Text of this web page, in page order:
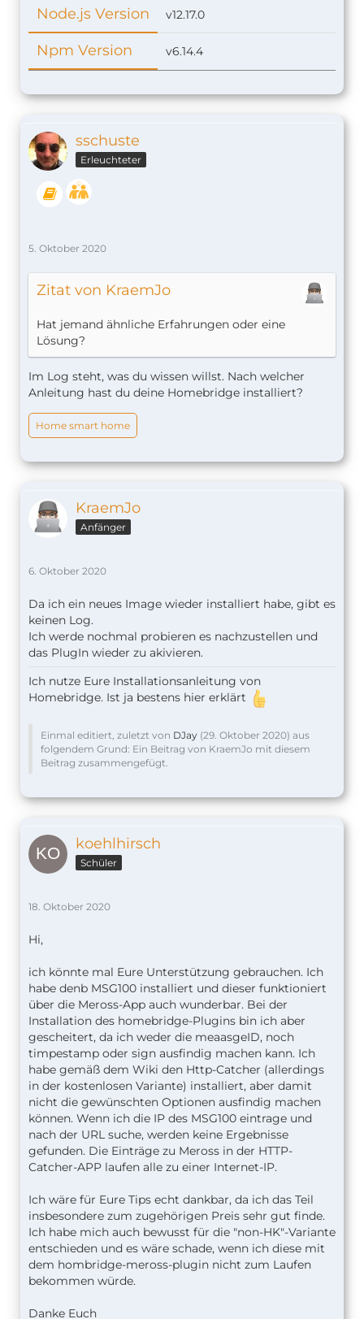
Node.js Version v12.17.0
Npm Version v6.14.4
sschuste
Erleuchteter
5. Oktober 2020
Zitat von KraemJo
Hat jemand ähnliche Erfahrungen oder eine
Lösung?
Im Log steht, was du wissen willst. Nach welcher
Anleitung hast du deine Homebridge installiert?
Home smart home
KraemJo
Anfänger
6. Oktober 2020
Da ich ein neues Image wieder installiert habe, gibt es
keinen Log.
Ich werde nochmal probieren es nachzustellen und
das PlugIn wieder zu akivieren.
Ich nutze Eure Installationsanleitung von
Homebridge. Ist ja bestens hier erklärt
Einmal editiert, zuletzt von DJay (29. Oktober 2020) aus
folgendem Grund: Ein Beitrag von KraemJo mit diesem
Beitrag zusammengefügt.
koehlhirsch
Schüler
18. Oktober 2020
Hi,
ich könnte mal Eure Unterstützung gebrauchen. Ich
habe denb MSG100 installiert und dieser funktioniert
über die Meross-App auch wunderbar. Bei der
Installation des homebridge-Plugins bin ich aber
gescheitert, da ich weder die meaasgeID, noch
timpestamp oder sign ausfindig machen kann. Ich
habe gemäß dem Wiki den Http-Catcher (allerdings
in der kostenlosen Variante) installiert, aber damit
nicht die gewünschten Optionen ausfindig machen
können. Wenn ich die IP des MSG100 eintrage und
nach der URL suche, werden keine Ergebnisse
gefunden. Die Einträge zu Meross in der HTTP-
Catcher-APP laufen alle zu einer Internet-IP.
Ich wäre für Eure Tips echt dankbar, da ich das Teil
insbesondere zum zugehörigen Preis sehr gut finde.
Ich habe mich auch bewusst für die "non-HK"-Variante
entschieden und es wäre schade, wenn ich diese mit
dem hombridge-meross-plugin nicht zum Laufen
bekommen würde.
Danke Euch